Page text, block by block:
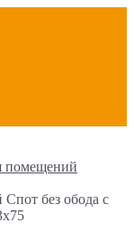
помещений
без обода с